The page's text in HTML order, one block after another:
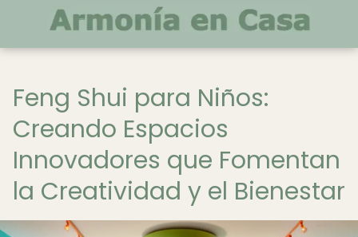
Feng Shui para Niños:
Creando Espacios
Innovadores que Fomentan
la Creatividad y el Bienestar